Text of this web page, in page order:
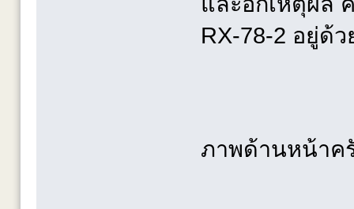
RX-78-2 อยู่ด้
ภาพด้านหน้าค